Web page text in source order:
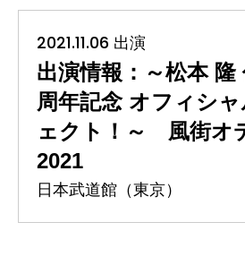
2021.11.06 出演
出演情報：～松本 隆
周年記念 オフィシ
ェクト！～ 風街オ
2021
日本武道館（東京）